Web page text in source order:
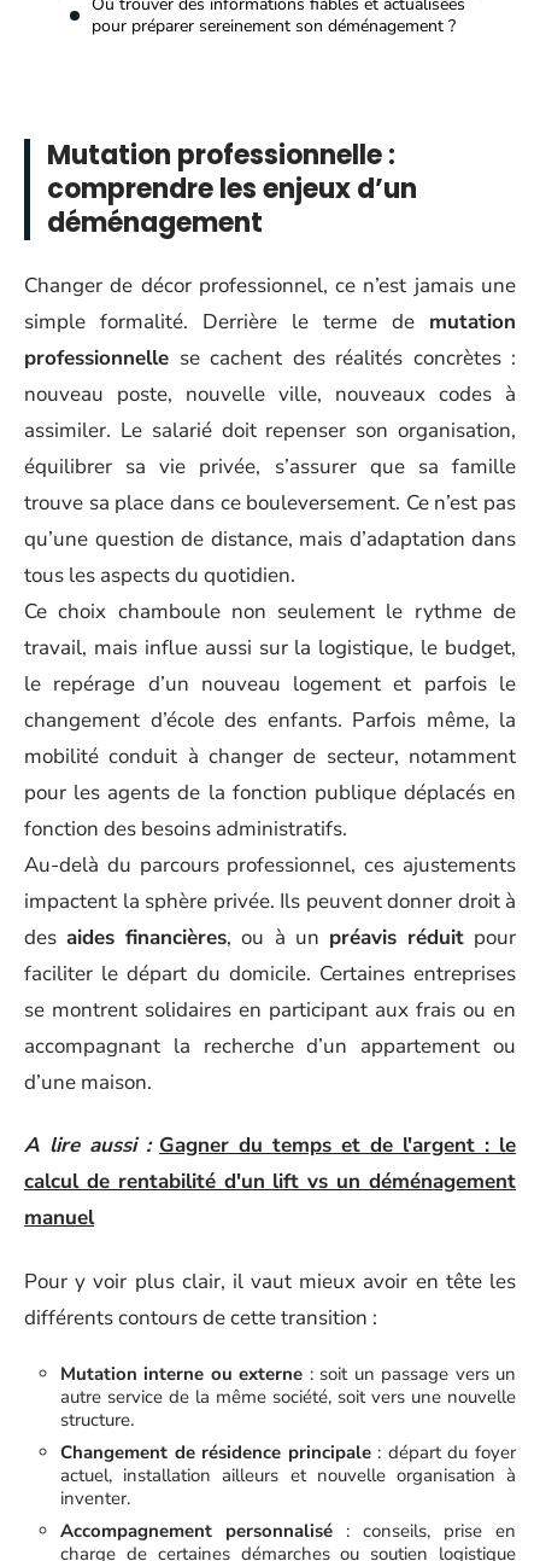
pour préparer sereinement son déménagement ?
Mutation professionnelle :
comprendre les enjeux d’un
déménagement
Changer de décor professionnel, ce n’est jamais une
simple formalité. Derrière le terme de mutation
professionnelle se cachent des réalités concrètes :
nouveau poste, nouvelle ville, nouveaux codes à
assimiler. Le salarié doit repenser son organisation,
équilibrer sa vie privée, s’assurer que sa famille
trouve sa place dans ce bouleversement. Ce n’est pas
qu’une question de distance, mais d’adaptation dans
tous les aspects du quotidien.
Ce choix chamboule non seulement le rythme de
travail, mais influe aussi sur la logistique, le budget,
le repérage d’un nouveau logement et parfois le
changement d’école des enfants. Parfois même, la
mobilité conduit à changer de secteur, notamment
pour les agents de la fonction publique déplacés en
fonction des besoins administratifs.
Au-delà du parcours professionnel, ces ajustements
impactent la sphère privée. Ils peuvent donner droit à
desaides financières, ou à un préavis réduitpour
faciliter le départ du domicile. Certaines entreprises
se montrent solidaires en participant aux frais ou en
accompagnant la recherche d’un appartement ou
d’une maison.
A lire aussi : Gagner du temps et de l'argent : le
calcul de rentabilité d'un lift vs un déménagement
manuel
Pour y voir plus clair, il vaut mieux avoir en tête les
différents contours de cette transition :
Mutation interne ou externe : soit un passage vers un
autre service de la même société, soit vers une nouvelle
structure.
Changement de résidence principale: départ du foyer
actuel, installation ailleurs et nouvelle organisation à
inventer.
Accompagnement personnalisé : conseils, prise en
charge de certaines démarches ou soutien logistique